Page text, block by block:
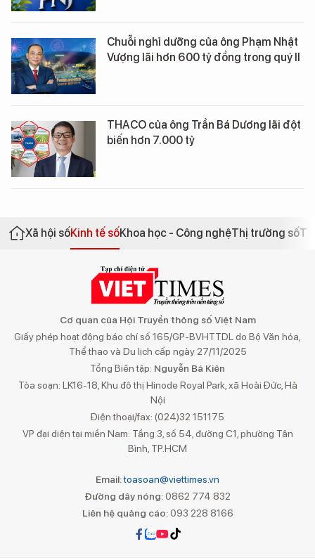
Chuỗi nghỉ dưỡng của ông Phạm Nhật
Vượng lãi hơn 600 tỷ đồng trong quý II
THACO của ông Trần Bá Dương lãi đột
biến hơn 7.000 tỷ
Xã hội sốKinh tế sốKhoa học - Công nghệThị trường số
Cơ quan của Hội Truyền thông số Việt Nam
Giấy phép hoạt động báo chí số 165/GP-BVHTTDL do Bộ Văn hóa,
Thể thao và Du lịch cấp ngày 27/11/2025
Tổng Biên tập: Nguyễn Bá Kiên
Tòa soạn: LK16-18, Khu đô thị Hinode Royal Park, xã Hoài Đức, Hà
Nội
Điện thoại/fax: (024)32 151175
VP đại diện tại miền Nam: Tầng 3, số 54, đường C1, phường Tân
Bình, TP.HCM
Email:toasoan@viettimes.vn
Đường dây nóng: 0862 774 832
Liên hệ quảng cáo:093 228 8166